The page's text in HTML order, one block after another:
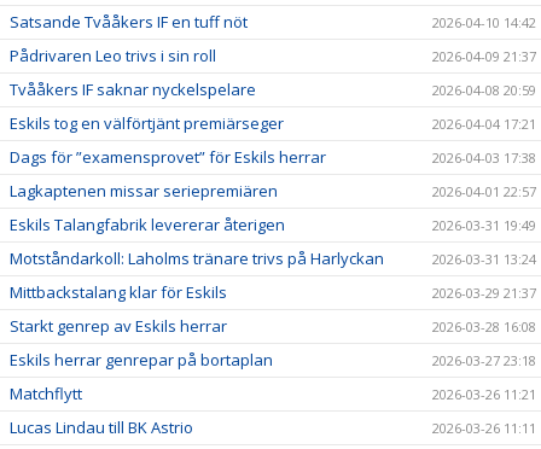
Satsande Tvååkers IF en tuff nöt 2026-04-10 14:42
Pådrivaren Leo trivs i sin roll 2026-04-09 21:37
Tvååkers IF saknar nyckelspelare 2026-04-08 20:59
Eskils tog en välförtjänt premiärseger 2026-04-04 17:21
Dags för ”examensprovet” för Eskils herrar 2026-04-03 17:38
Lagkaptenen missar seriepremiären 2026-04-01 22:57
Eskils Talangfabrik levererar återigen 2026-03-31 19:49
Motståndarkoll: Laholms tränare trivs på Harlyckan 2026-03-31 13:24
Mittbackstalang klar för Eskils 2026-03-29 21:37
Starkt genrep av Eskils herrar 2026-03-28 16:08
Eskils herrar genrepar på bortaplan 2026-03-27 23:18
Matchflytt 2026-03-26 11:21
Lucas Lindau till BK Astrio 2026-03-26 11:11